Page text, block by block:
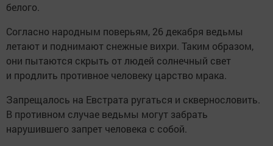
белого.
Согласно народным поверьям, 26 декабря ведьмы
летают и поднимают снежные вихри. Таким образом,
они пытаются скрыть от людей солнечный свет
и продлить противное человеку царство мрака.
Запрещалось на Евстрата ругаться и сквернословить.
В противном случае ведьмы могут забрать
нарушившего запрет человека с собой.